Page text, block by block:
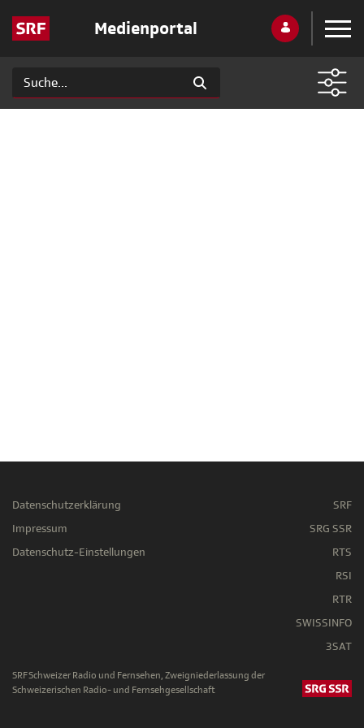
Medienportal
Datenschutzerklärung
Impressum
Datenschutz-Einstellungen
SRF
SRG SSR
RTS
RSI
RTR
SWISSINFO
3SAT
SRF Schweizer Radio und Fernsehen, Zweigniederlassung der
Schweizerischen Radio- und Fernsehgesellschaft